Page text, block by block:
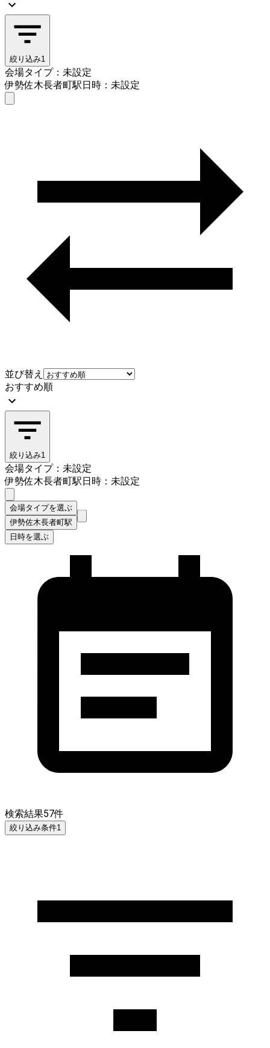
絞り込み1
会場タイプ：未設定
伊勢佐木長者町駅日時：未設定
並び替え
おすすめ順
絞り込み1
会場タイプ：未設定
伊勢佐木長者町駅日時：未設定
会場タイプを選ぶ
伊勢佐木長者町駅
日時を選ぶ
検索結果57件
絞り込み条件1